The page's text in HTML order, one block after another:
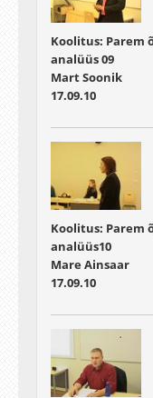
Koolitus: Parem
analüüs 09
Mart Soonik
17.09.10
Koolitus: Parem
analüüs10
Mare Ainsaar
17.09.10